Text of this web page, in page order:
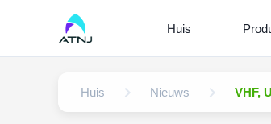
Huis
Huis Nieuws VHF,